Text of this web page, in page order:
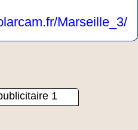
Marseille_3/
1